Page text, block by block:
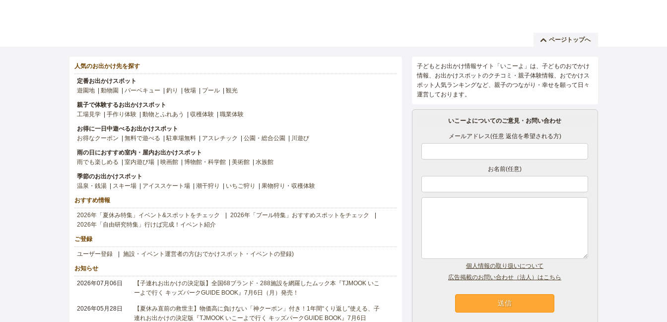
ページトップへ
人気のお出かけ先を探す
定番お出かけスポット
遊園地
動物園 バーベキュー 釣り 牧場 プール 観光
親子で体験するお出かけスポット
工場見学
手作り体験 動物とふれあう 収穫体験 職業体験
お得に一日中遊べるお出かけスポット
お得なクーポン
無料で遊べる 駐車場無料 アスレチック 公園・総合公園 川遊び
雨の日におすすめ室内・屋内お出かけスポット
雨でも楽しめる
室内遊び場 映画館 博物館・科学館 美術館 水族館
季節のお出かけスポット
温泉・銭湯
スキー場 アイススケート場 潮干狩り いちご狩り 果物狩り・収穫体験
おすすめ情報
2026年「夏休み特集」イベント&スポットをチェック
2026年「プール特集」おすすめスポットをチェック
2026年「自由研究特集」行けば完成！イベント紹介
ご登録
ユーザー登録 施設・イベント運営者の方(おでかけスポット・イベントの登録)
お知らせ
2026年07月06日
【子連れお出かけの決定版】全国68ブランド・288施設を網羅したムック本『TJMOOK いこ
ーよで行く キッズパークGUIDE BOOK』7月6日（月）発売！
2026年05月28日
【夏休み直前の救世主】物価高に負けない「神クーポン」付き！1年間“くり返し”使える、子
連れお出かけの決定版『TJMOOK いこーよで行く キッズパークGUIDE BOOK』7月6日
子どもとお出かけ情報サイト「いこーよ」は、子どものおでかけ
情報、お出かけスポットのクチコミ・親子体験情報、おでかけス
ポット人気ランキングなど、親子のつながり・幸せを願って日々
運営しております。
いこーよについてのご意見・お問い合わせ
メールアドレス(任意 返信を希望される方)
お名前(任意)
個人情報の取り扱いについて
広告掲載のお問い合わせ（法人）はこちら